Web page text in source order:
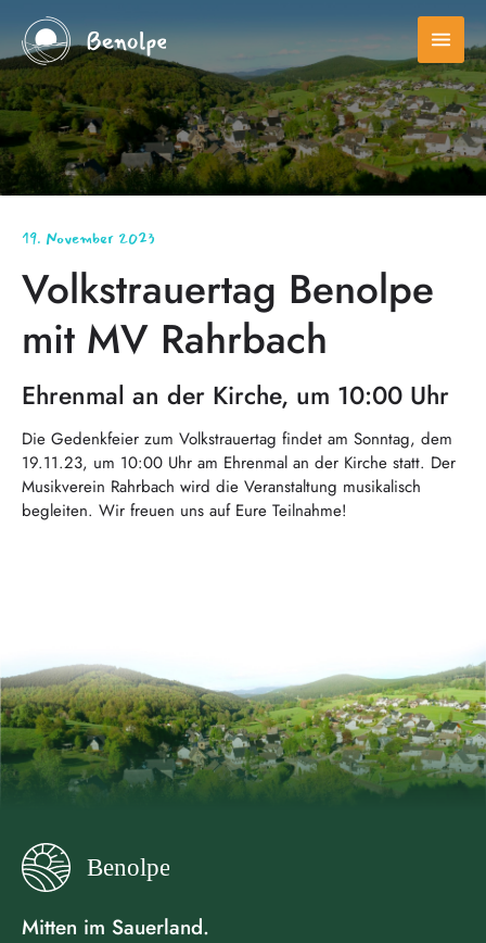
menu
19. November 2023
Volkstrauertag Benolpe
mit MV Rahrbach
Ehrenmal an der Kirche, um 10:00 Uhr
Die Gedenkfeier zum Volkstrauertag findet am Sonntag, dem
19.11.23, um 10:00 Uhr am Ehrenmal an der Kirche statt. Der
Musikverein Rahrbach wird die Veranstaltung musikalisch
begleiten. Wir freuen uns auf Eure Teilnahme!
Mitten im Sauerland.